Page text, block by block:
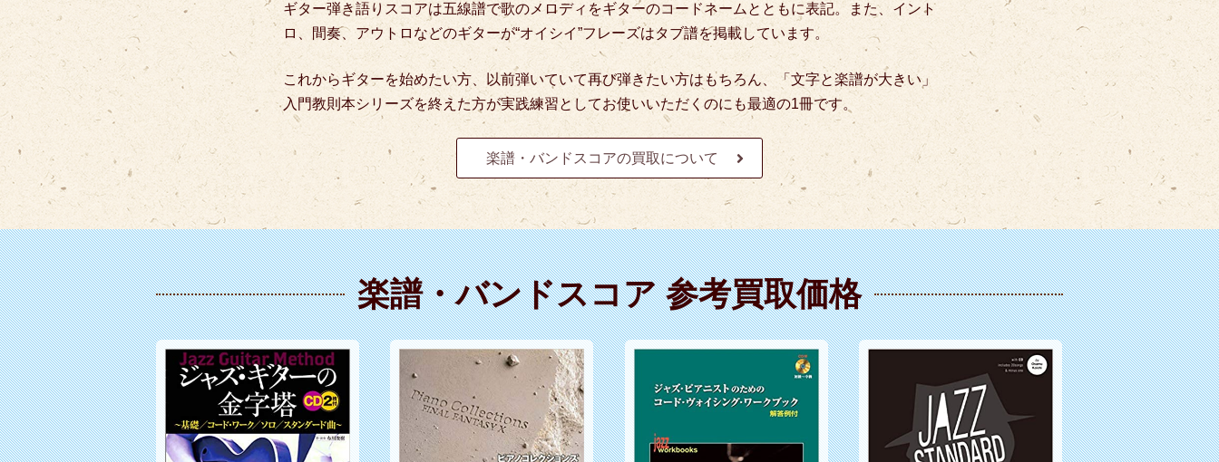
ギター弾き語りスコアは五線譜で歌のメロディをギターのコードネームとともに表記。 また、イント
ロ、間奏、アウトロなどのギターが“オイシイ”フレーズはタブ譜を掲載しています。
これからギターを始めたい方、以前弾いていて再び弾きたい方はもちろん、「文字と楽譜が大きい」
入門教則本シリーズを終えた方が実践練習としてお使いいただくのにも最適の1冊です。
楽譜・バンドスコアの買取について
楽譜・バンドスコア 参考買取価格